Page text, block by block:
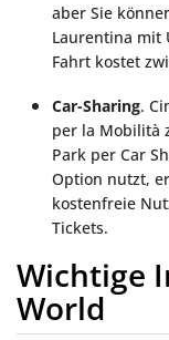
aber Sie
Laurentina mit
Fahrt kostet
Car-Sharing.
per la Mobilità
Park per Car
Option nutzt,
kostenfreie
Tickets.
Wichtige
World